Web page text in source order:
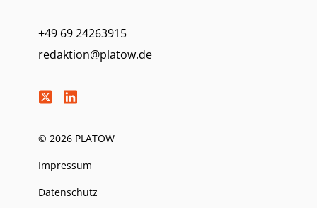
+49 69 24263915
redaktion@platow.de
© 2026 PLATOW
Impressum
Datenschutz